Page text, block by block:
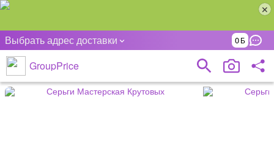
Выбрать адрес доставки 0
GroupPrice